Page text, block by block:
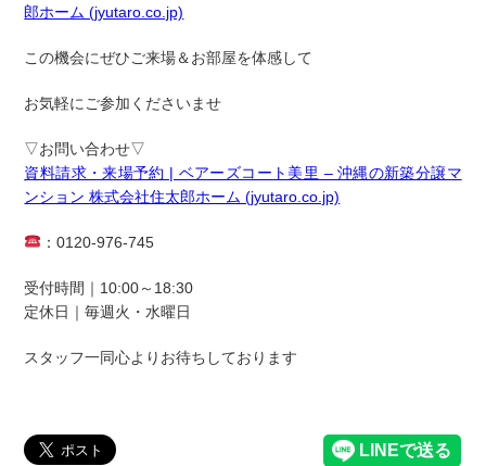
郎ホーム (jyutaro.co.jp)
この機会にぜひご来場＆お部屋を体感して
お気軽にご参加くださいませ
▽お問い合わせ▽
資料請求・来場予約 | ベアーズコート美里 – 沖縄の新築分譲マ
ンション 株式会社住太郎ホーム (jyutaro.co.jp)
：0120-976-745
受付時間｜10:00～18:30
定休日｜毎週火・水曜日
スタッフ一同心よりお待ちしております